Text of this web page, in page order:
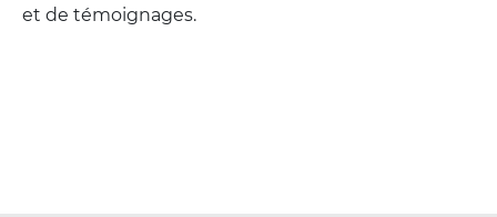
et de témoignages.